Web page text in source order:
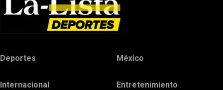
Deportes México
Internacional Entretenimiento